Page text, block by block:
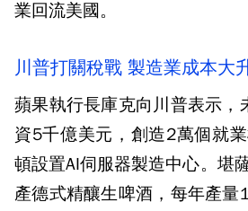
業回流美國。
川普打關稅戰 製造業成本大
蘋果執行長庫克向川普表示，
資5千億美元，創造2萬個就
頓設置AI伺服器製造中心。堪
產德式精釀生啤酒，每年產量